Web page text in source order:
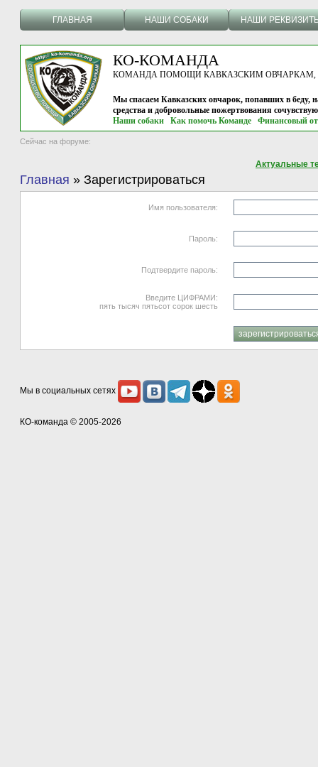
ГЛАВНАЯ НАШИ СОБАКИ НАШИ
КО-КОМАНДА
КОМАНДА ПОМОЩИ КАВКАЗСКИМ ОВЧАРКАМ, г.
Мы спасаем Кавказских овчарок, попавших в беду,
средства и добровольные пожертвования
Наши собаки
Как помочь Команде Финансовый
Сейчас на форуме:
Актуальные
Главная » Зарегистрироваться
Имя пользователя:
Пароль:
Подтвердите пароль:
Введите ЦИФРАМИ:
пять тысяч пятьсот сорок шесть
Мы в социальных сетях
КО-команда © 2005-2026